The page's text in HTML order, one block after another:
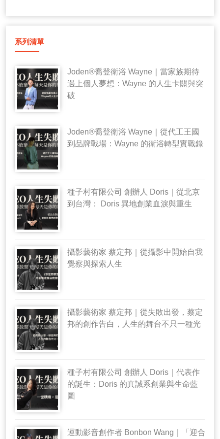
系列清單
Joden®喬登衛浴 Wayne｜當家族期待
遇上個人夢想：Wayne 的人生卡關與突
破
Joden®喬登衛浴 Wayne｜從代工王國
到品牌戰場：Wayne 的衛浴轉型實戰錄
種子村有限公司 創辦人 Doris｜從北京
到台灣： Doris 異地創業血淚與重生
攝影藝術家 蔡定邦｜從攝影中開始自我
覺察與探索人生
攝影藝術家 蔡定邦｜從失敗出發，蔡定
邦的創作告白，人生的舞台不只一種光
種子村有限公司 創辦人 Doris｜代表作
的誕生：Doris 的真誠系創業與生命藍
圖
運動影音創作者 Bonbon Wang｜「迎合